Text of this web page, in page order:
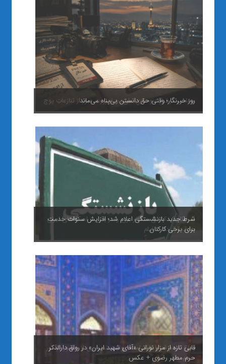
مجلس در ترازِ «نوسازیِ ملی» و ضرورتِ عبور از تنازعاتِ پوچ
آمریکا یک کشتی مسافر بری را در یکی از اسکله‌های ایران
هدف قرار داد + فیلم
وداع مردم قم با قائد امت؛ روایت تصویری از حضور پرشور
مردم